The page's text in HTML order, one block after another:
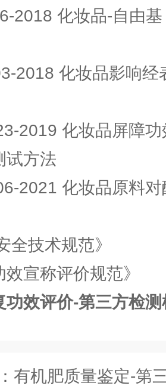
2018 化妆品-自由
2018 化妆品影响经
2019 化妆品屏障
试方法
2021 化妆品原料
全技术规范》
效宣称评价规范》
功效评价-第三方检测
有机肥质量鉴定-第